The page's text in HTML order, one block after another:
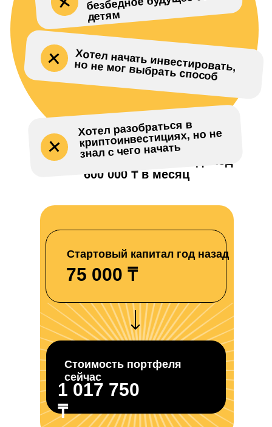
Прошел курс и вышел на доход
600 000 ₸в месяц
Стартовый капитал год назад
Стоимость портфеля
сейчас
75 000 ₸
1 017 750
₸
детям
Хотел начать инвестировать,
но не мог выбрать способ
Хотел разобраться в
криптоинвестициях, но не
знал с чего начать